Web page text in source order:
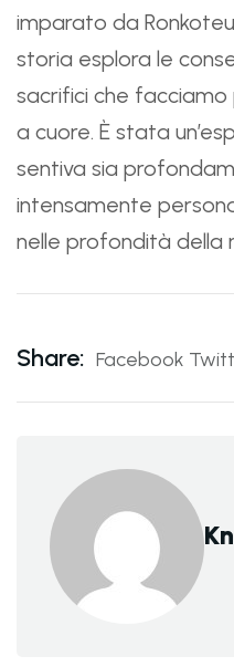
imparato da
storia esplora le
sacrifici che
a cuore. È stata
sentiva sia
intensamente
nelle profondità della
Share: Facebook